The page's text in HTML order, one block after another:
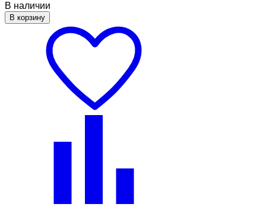
В наличии
В корзину